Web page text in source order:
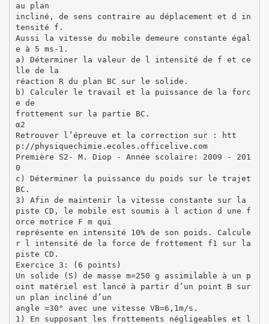
au plan
incliné, de sens contraire au déplacement et d in
tensité f.
Aussi la vitesse du mobile demeure constante égal
e à 5 ms-1.
a) Déterminer la valeur de l intensité de f et ce
lle de la
réaction R du plan BC sur le solide.
b) Calculer le travail et la puissance de la forc
e de
frottement sur la partie BC.
α2
Retrouver l’épreuve et la correction sur : htt
p://physiquechimie.ecoles.officelive.com
Première S2- M. Diop - Année scolaire: 2009 - 201
0
c) Déterminer la puissance du poids sur le trajet
BC.
3) Afin de maintenir la vitesse constante sur la
piste CD, le mobile est soumis à l action d une f
orce motrice F m qui
représente en intensité 10% de son poids. Calcule
r l intensité de la force de frottement f1 sur la
piste CD.
Exercice 3: (6 points)
Un solide (S) de masse m=250 g assimilable à un p
oint matériel est lancé à partir d’un point B sur
un plan incliné d’un
angle =30° avec une vitesse VB=6,1m/s.
1) En supposant les frottements négligeables et l